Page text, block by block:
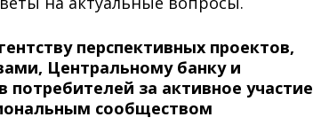
перспективных проектов,
Центральному банку и
за активное участие
сообществом